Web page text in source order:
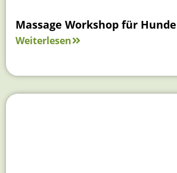
Massage Workshop für
Weiterlesen